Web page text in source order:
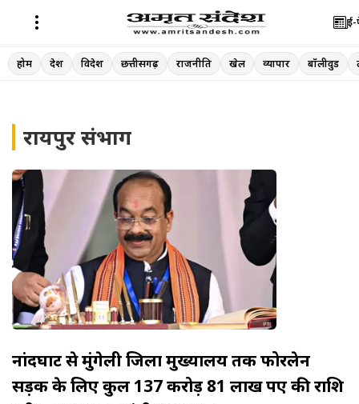
Skip
to
ई-
होम देश विदेश छत्तीसगढ़ राजनीति खेल व्यापार बॉलीवुड
रायपुर संभाग
नांदघाट से मुंगेली जिला मुख्यालय तक फोरलेन
सड़क के लिए कुल 137 करोड़ 81 लाख रुपए की राशि